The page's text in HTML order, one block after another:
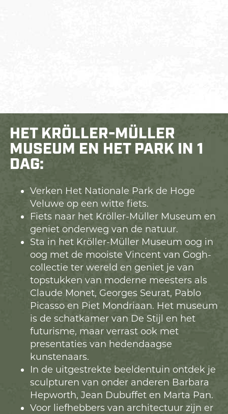
HET KRÖLLER-MÜLLER
MUSEUM EN HET PARK IN 1
DAG:
Verken Het Nationale Park de Hoge
Veluwe op een witte fiets.
Fiets naar het Kröller-Müller Museum en
geniet onderweg van de natuur.
Sta in het Kröller-Müller Museum oog in
oog met de mooiste Vincent van Gogh-
collectie ter wereld en geniet je van
topstukken van moderne meesters als
Claude Monet, Georges Seurat, Pablo
Picasso en Piet Mondriaan. Het museum
is de schatkamer van De Stijl en het
futurisme, maar verrast ook met
presentaties van hedendaagse
kunstenaars.
In de uitgestrekte beeldentuin ontdek je
sculpturen van onder anderen Barbara
Hepworth, Jean Dubuffet en Marta Pan.
Voor liefhebbers van architectuur zijn er